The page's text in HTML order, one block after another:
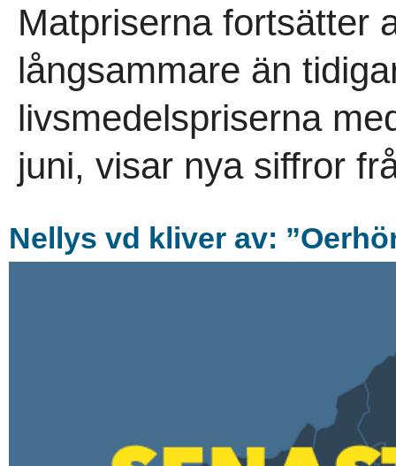
Matpriserna fortsätter
långsammare än
livsmedelspriserna
juni, visar nya siffror
Nellys vd kliver av: